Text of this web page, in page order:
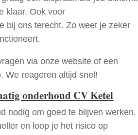
klaar. Ook voor
bij ons terecht. Zo weet je zeker
via onze website of een
We reageren altijd snel!
onderhoud CV Ketel
nodig om goed te blijven werken.
en loop je het risico op